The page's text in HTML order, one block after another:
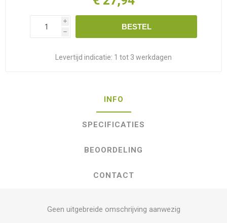
i
h
BESTEL
Levertijd indicatie: 1 tot 3 werkdagen
INFO
SPECIFICATIES
BEOORDELING
CONTACT
Geen uitgebreide omschrijving aanwezig